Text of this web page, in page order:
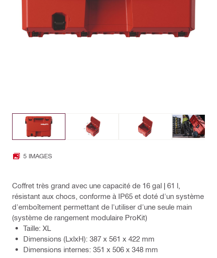
5 IMAGES
Coffret très grand avec une capacité de 16 gal | 61 l,
résistant aux chocs, conforme à IP65 et doté d'un système
d'emboîtement permettant de l'utiliser d'une seule main
(système de rangement modulaire ProKit)
Taille: XL
Dimensions (LxlxH): 387 x 561 x 422 mm
Dimensions internes: 351 x 506 x 348 mm